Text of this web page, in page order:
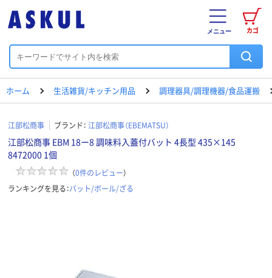
カゴ
メニュー
ホーム 生活雑貨/キッチン用品 調理器具/調理機器/食品運搬
江部松商事 ブランド： 江部松商事（EBEMATSU）
江部松商事 EBM 18ー8 調味料入蓋付バット 4長型 435×145
8472000 1個
（0件のレビュー）
ランキングを見る：バット/ボール/ざる